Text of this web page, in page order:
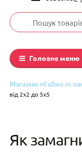
Шукати:
Головне меню
Магазин
від 2х2 до 5х5
Як